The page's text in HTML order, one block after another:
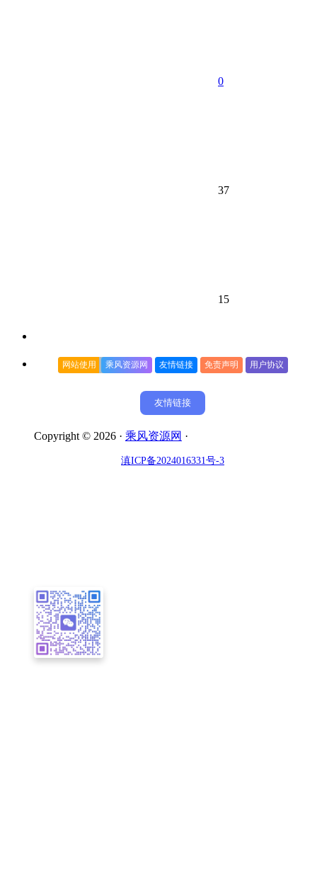
0
37
15
网站使用 乘风资源网 友情链接 免责声明 用户协议
友情链接
Copyright © 2026 · 乘风资源网 ·
滇ICP备2024016331号-3